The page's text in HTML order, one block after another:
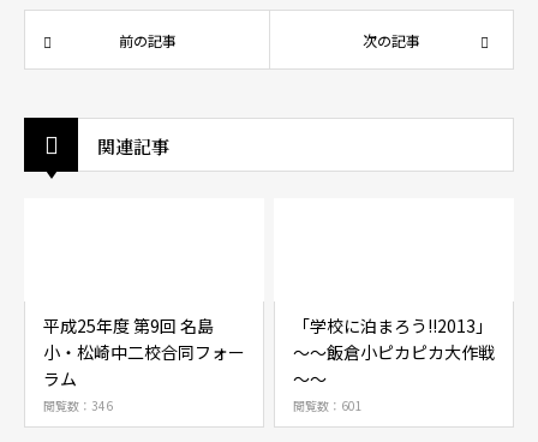
前の記事 次の記事
関連記事
平成25年度 第9回 名島
小・松崎中二校合同フォー
ラム
閲覧数：346
「学校に泊まろう!!2013」
～～飯倉小ピカピカ大作戦
～～
閲覧数：601